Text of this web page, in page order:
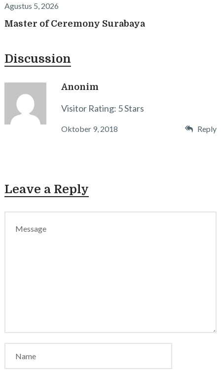
Agustus 5, 2026
Master of Ceremony Surabaya
Discussion
Anonim
Visitor Rating: 5 Stars
Oktober 9, 2018 Reply
Leave a Reply